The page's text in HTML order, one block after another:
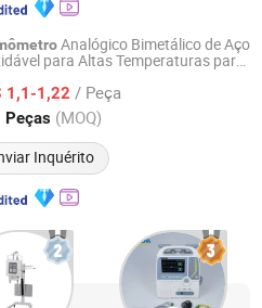
Analógico Bimetálico de Aço
para Altas Temperaturas para
1,1-1,22 / Peça
Peças (MOQ)
Inquérito
Technology Co., Ltd.
Desde 2024